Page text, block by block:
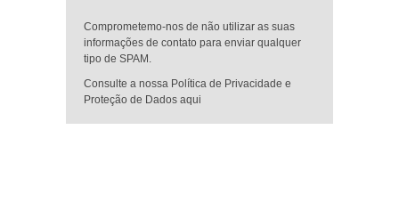
Comprometemo-nos de não utilizar as suas
informações de contato para enviar qualquer
tipo de SPAM.
Consulte a nossa Política de Privacidade e
Proteção de Dados aqui